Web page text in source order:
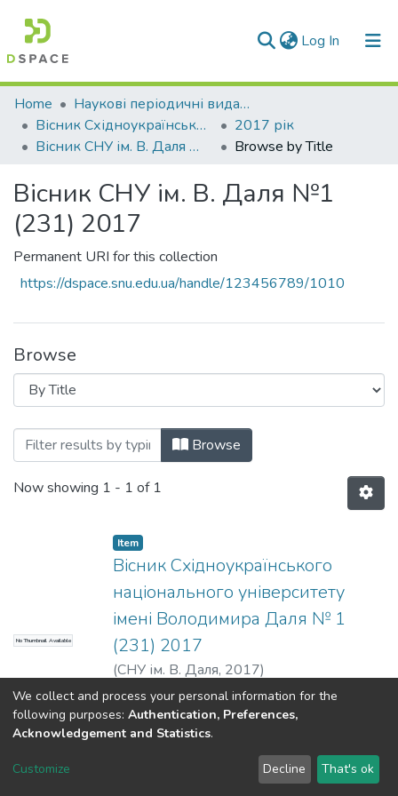
Log In (current)
Communities & Collections
All of DSpace
Home
Наукові періодичні видання СНУ ім. В. Даля
Вісник Східноукраїнського національного університету імені В. Даля
2017 рік
Вісник СНУ ім. В. Даля №1 (231) 2017
Browse by Title
Вісник СНУ ім. В. Даля №1
(231) 2017
Permanent URI for this collection
https://dspace.snu.edu.ua/handle/123456789/1010
Browse
Browsing Вісник СНУ ім. В. Даля №1
Browse
Now showing 1 - 1 of 1
No Thumbnail Available
Item
Вісник Східноукраїнського
національного університету
імені Володимира Даля № 1
(231) 2017
(СНУ ім. В. Даля, 2017)
Dspace & Volodymyr Dahl East Ukrainian National University
LYRASIS
Send Feedback
We collect and process your personal information for the
following purposes: Authentication, Preferences,
Acknowledgement and Statistics.
Customize Decline That's ok